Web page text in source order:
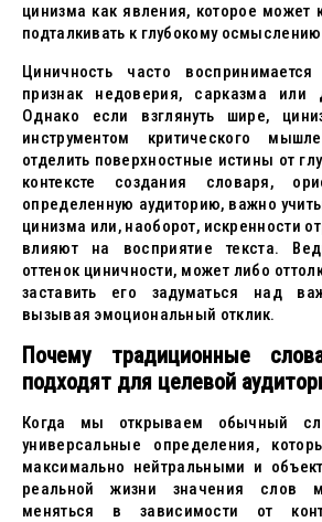
цинизма как явления, которое может
подталкивать к глубокому
Циничность часто
признак недоверия, сарказма или
Однако если взглянуть шире,
инструментом критического
отделить поверхностные истины от
контексте создания словаря,
определенную аудиторию, важно
цинизма или, наоборот, искренности
влияют на восприятие текста.
оттенок циничности, может либо
заставить его задуматься над
вызывая эмоциональный отклик.
Почему традиционные
подходят для целевой
Когда мы открываем обычный
универсальные определения,
максимально нейтральными и
реальной жизни значения слов
меняться в зависимости от